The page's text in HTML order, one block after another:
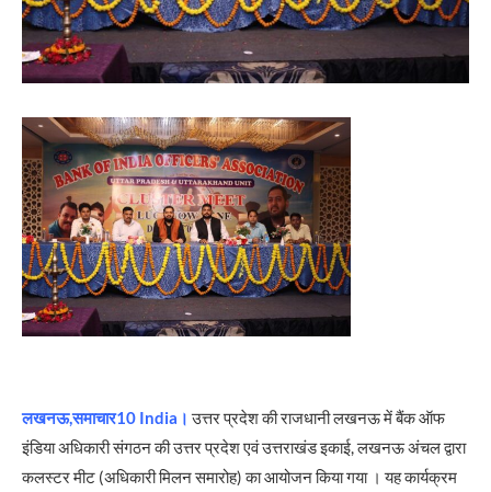
लखनऊ,समाचार10 India। उत्तर प्रदेश की राजधानी लखनऊ में बैंक ऑफ
इंडिया अधिकारी संगठन की उत्तर प्रदेश एवं उत्तराखंड इकाई, लखनऊ अंचल द्वारा
कलस्टर मीट (अधिकारी मिलन समारोह) का आयोजन किया गया । यह कार्यक्रम